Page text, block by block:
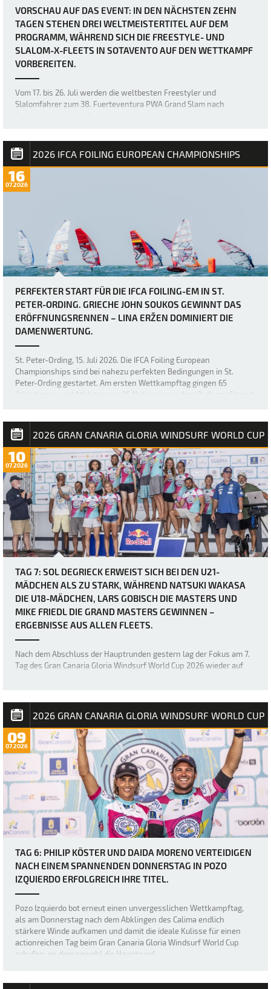
VORSCHAU AUF DAS EVENT: IN DEN NÄCHSTEN ZEHN
TAGEN STEHEN DREI WELTMEISTERTITEL AUF DEM
PROGRAMM, WÄHREND SICH DIE FREESTYLE- UND
SLALOM-X-FLEETS IN SOTAVENTO AUF DEN WETTKAMPF
VORBEREITEN.
Vom 17. bis 26. Juli werden die weltbesten Freestyler und
Slalomfahrer zum 38. Fuerteventura PWA Grand Slam nach
Frauen sowie die Weltmeistertitel i…
2026 IFCA FOILING EUROPEAN CHAMPIONSHIPS
16
07.2026
PERFEKTER START FÜR DIE IFCA FOILING-EM IN ST.
PETER-ORDING. GRIECHE JOHN SOUKOS GEWINNT DAS
ERÖFFNUNGSRENNEN – LINA ERŽEN DOMINIERT DIE
DAMENWERTUNG.
St. Peter-Ording, 15. Juli 2026. Die IFCA Foiling European
Championships sind bei nahezu perfekten Bedingungen in St.
Peter-Ording gestartet. Am ersten Wettkampftag gingen 65
Athletinnen und Athleten aus 16 Nationen vor dem Ordinger Strand
2026 GRAN CANARIA GLORIA WINDSURF WORLD CUP
10
07.2026
TAG 7: SOL DEGRIECK ERWEIST SICH BEI DEN U21-
MÄDCHEN ALS ZU STARK, WÄHREND NATSUKI WAKASA
DIE U18-MÄDCHEN, LARS GOBISCH DIE MASTERS UND
MIKE FRIEDL DIE GRAND MASTERS GEWINNEN –
ERGEBNISSE AUS ALLEN FLEETS.
Nach dem Abschluss der Hauptrunden gestern lag der Fokus am 7.
Tag des Gran Canaria Gloria Windsurf World Cup 2026 wieder auf
Masters. Die sich stetig verb…
2026 GRAN CANARIA GLORIA WINDSURF WORLD CUP
09
07.2026
TAG 6: PHILIP KÖSTER UND DAIDA MORENO VERTEIDIGEN
NACH EINEM SPANNENDEN DONNERSTAG IN POZO
IZQUIERDO ERFOLGREICH IHRE TITEL.
Pozo Izquierdo bot erneut einen unvergesslichen Wettkampftag,
als am Donnerstag nach dem Abklingen des Calima endlich
stärkere Winde aufkamen und damit die ideale Kulisse für einen
actionreichen Tag beim Gran Canaria Gloria Windsurf World Cup
schufen, an dem sowohl die Hauptrund…